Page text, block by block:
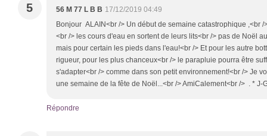
5 56 M 77 L B B 17/12/2019 04:49
Bonjour ALAIN<br /> Un début de semaine catastrophique ,<br
<br /> les cours d'eau en sortent de leurs lits<br /> pas de Noël
mais pour certain les pieds dans l'eau!<br /> Et pour les autre
rigueur, pour les plus chanceux<br /> le parapluie pourra être
s'adapter<br /> comme dans son petit environnement!<br /> Je
une semaine de la fête de Noël...<br /> AmiCalement<br /> . * J-
Répondre